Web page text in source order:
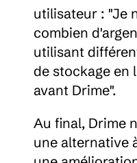
utilisateur : "Je
combien
utilisant
de stockage en
avant Drime".
Au final, Drime
une alternative